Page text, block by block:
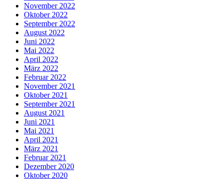
November 2022
Oktober 2022
September 2022
August 2022
Juni 2022
Mai 2022
April 2022
März 2022
Februar 2022
November 2021
Oktober 2021
September 2021
August 2021
Juni 2021
Mai 2021
April 2021
März 2021
Februar 2021
Dezember 2020
Oktober 2020